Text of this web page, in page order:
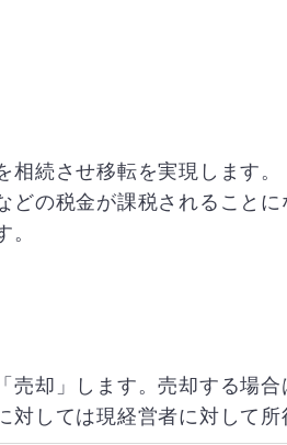
続させ移転を実現します。
の税金が課税されること
却」します。売却する場
しては現経営者に対して所